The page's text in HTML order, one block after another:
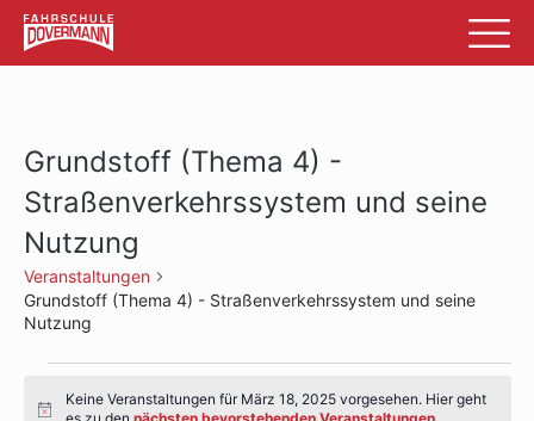
Grundstoff (Thema 4) -
Straßenverkehrssystem und seine
Nutzung
Veranstaltungen
Grundstoff (Thema 4) - Straßenverkehrssystem und seine
Nutzung
Veranstaltungen
Hinweis
Keine Veranstaltungen für März 18, 2025 vorgesehen. Hier geht